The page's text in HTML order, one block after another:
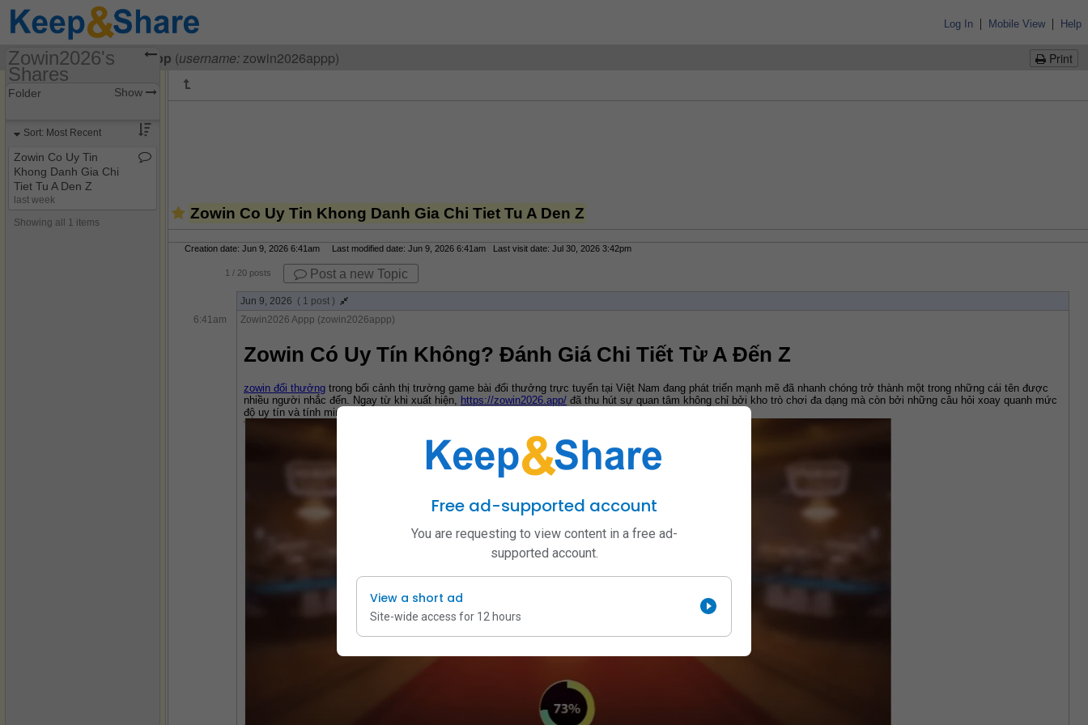
Log In | Mobile View | Help
Print
VisitingZowin2026 Appp (username:zowin2026appp)
Zowin Co Uy Tin Khong Danh Gia Chi Tiet Tu A Den Z
Creation date: Jun 9, 2026 6:41am Last modified date: Jun 9, 2026 6:41am Last visit date: Jul 30, 2026 3:42pm
1 / 20 posts Post a new Topic
Jun 9, 2026 ( 1 post )
6:41am
Zowin2026 Appp (zowin2026appp)
Zowin Có Uy Tín Không? Đánh Giá Chi Tiết Từ A Đến Z
zowin đổi thưởng trong bối cảnh thị trường game bài đổi thưởng trực tuyến tại Việt Nam đang phát triển mạnh mẽ đã nhanh chóng trở thành một trong những cái tên được
nhiều người nhắc đến. Ngay từ khi xuất hiện, https://zowin2026.app/ đã thu hút sự quan tâm không chỉ bởi kho trò chơi đa dạng mà còn bởi những câu hỏi xoay quanh mức
độ uy tín và tính minh bạch của nền tảng này.
Zowin2026's
Shares
(zowin2026appp)
Folder Show
Sort: Most Recent
Zowin Co Uy Tin
Khong Danh Gia Chi
Tiet Tu A Den Z
last week
Showing all 1 items
Free ad-supported account
You are requesting to view content in a free ad-
supported account.
View a short ad
Site-wide access for 12 hours